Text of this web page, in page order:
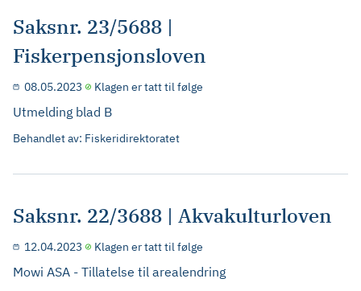
Saksnr. 23/5688 |
Fiskerpensjonsloven
08.05.2023 Klagen er tatt til følge
Utmelding blad B
Behandlet av: Fiskeridirektoratet
Saksnr. 22/3688 | Akvakulturloven
12.04.2023 Klagen er tatt til følge
Mowi ASA - Tillatelse til arealendring